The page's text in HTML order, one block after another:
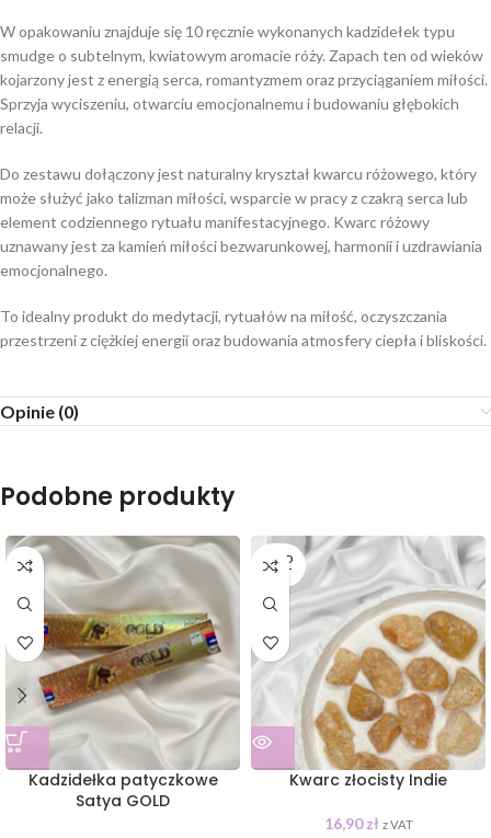
W opakowaniu znajduje się 10 ręcznie wykonanych kadzidełek typu
smudge o subtelnym, kwiatowym aromacie róży. Zapach ten od wieków
kojarzony jest z energią serca, romantyzmem oraz przyciąganiem miłości.
Sprzyja wyciszeniu, otwarciu emocjonalnemu i budowaniu głębokich
relacji.
Do zestawu dołączony jest naturalny kryształ kwarcu różowego, który
może służyć jako talizman miłości, wsparcie w pracy z czakrą serca lub
element codziennego rytuału manifestacyjnego. Kwarc różowy
uznawany jest za kamień miłości bezwarunkowej, harmonii i uzdrawiania
emocjonalnego.
To idealny produkt do medytacji, rytuałów na miłość, oczyszczania
przestrzeni z ciężkiej energii oraz budowania atmosfery ciepła i bliskości.
Opinie (0)
Podobne produkty
Kadzidełka patyczkowe
Satya GOLD
SOLD
OUT
Kwarc złocisty Indie
16,90zł z VAT